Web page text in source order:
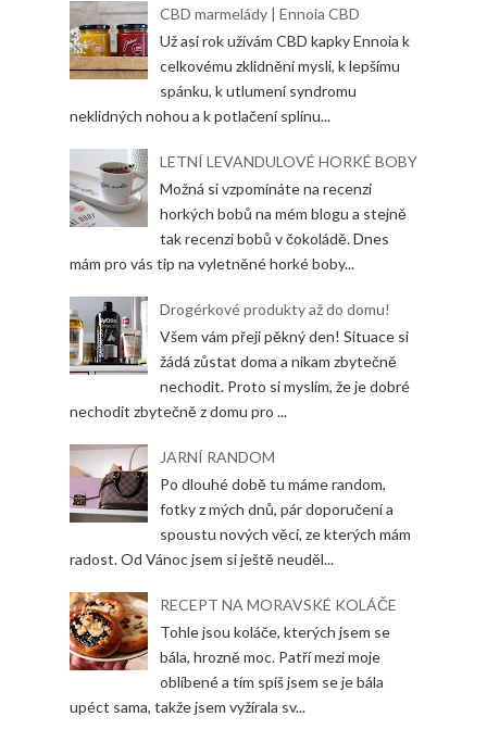
CBD marmelády | Ennoia CBD
Už asi rok užívám CBD kapky Ennoia k
celkovému zklidnění mysli, k lepšímu
spánku, k utlumení syndromu
neklidných nohou a k potlačení splínu...
LETNÍ LEVANDULOVÉ HORKÉ BOBY
Možná si vzpomínáte na recenzi
horkých bobů na mém blogu a stejně
tak recenzi bobů v čokoládě. Dnes
mám pro vás tip na vyletněné horké boby...
Drogérkové produkty až do domu!
Všem vám přeji pěkný den! Situace si
žádá zůstat doma a nikam zbytečně
nechodit. Proto si myslím, že je dobré
nechodit zbytečně z domu pro ...
JARNÍ RANDOM
Po dlouhé době tu máme random,
fotky z mých dnů, pár doporučení a
spoustu nových věcí, ze kterých mám
radost. Od Vánoc jsem si ještě neuděl...
RECEPT NA MORAVSKÉ KOLÁČE
Tohle jsou koláče, kterých jsem se
bála, hrozně moc. Patří mezi moje
oblíbené a tím spíš jsem se je bála
upéct sama, takže jsem vyžírala sv...